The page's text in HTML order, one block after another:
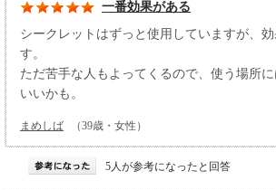
一番効果がある
シークレットはずっと使用していますが、
す。
ただ苦手な人もよってくるので、使う場所
いいかも。
まめしば （39歳・女性）
5人が参考になったと回答